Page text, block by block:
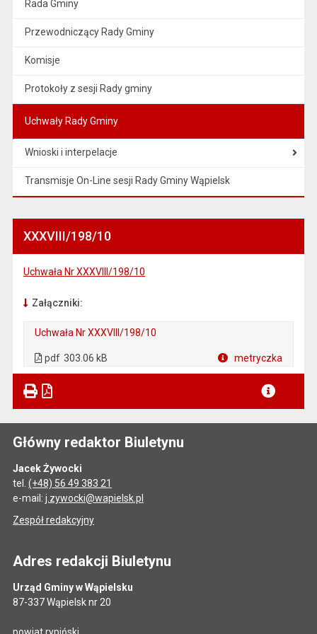
Rada Gminy
Przewodniczący Rady Gminy
Komisje
Protokoły z sesji Rady gminy
Uchwały Rady Gminy
Wnioski i interpelacje
Transmisje On-Line sesji Rady Gminy Wąpielsk
XXXVIII/198/10
Uchwała Nr XXXVIII/198/10
Załączniki:
Uchwała Nr XXXVIII/198/10
pdf 303.06 kB metryczka
Główny redaktor Biuletynu
Jacek Żywocki
tel. (+48) 56 49 383 21
e-mail: j.zywocki@wapielsk.pl
Zespół redakcyjny
Adres redakcji Biuletynu
Urząd Gminy w Wąpielsku
87-337 Wąpielsk nr 20
powiat rypiński